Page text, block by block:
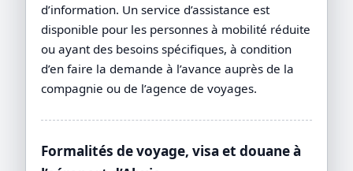
d’information. Un service d’assistance est
disponible pour les personnes à mobilité réduite
ou ayant des besoins spécifiques, à condition
d’en faire la demande à l’avance auprès de la
compagnie ou de l’agence de voyages.
Formalités de voyage, visa et douane à